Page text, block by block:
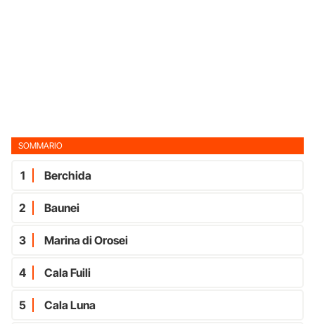
SOMMARIO
1 Berchida
2 Baunei
3 Marina di Orosei
4 Cala Fuili
5 Cala Luna